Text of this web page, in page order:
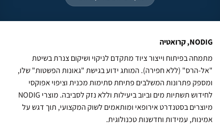
NODIG, קרואטיה
מתמחה בפיתוח וייצור ציוד מתקדם לניקוי ושיקום צנרת בשיטת
"אל-הרס" (ללא חפירה). המותג ידוע בגישת "גאונות הפשטות" שלו,
ומספק פתרונות המשלבים פתיחת סתימות מכנית וציפוי אפוקסי
לחידוש תשתיות מים וביוב ביעילות וללא נזק לסביבה. מוצרי NODIG
מיוצרים בסטנדרט אירופאי ומותאמים לשוק המקצועי, תוך דגש על
אמינות, עמידות וחדשנות טכנולוגית.